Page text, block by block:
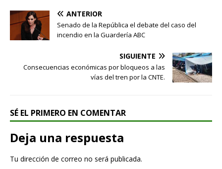
ANTERIOR
Senado de la República el debate del caso del
incendio en la Guardería ABC
SIGUIENTE
Consecuencias económicas por bloqueos a las
vías del tren por la CNTE.
SÉ EL PRIMERO EN COMENTAR
Deja una respuesta
Tu dirección de correo no será publicada.